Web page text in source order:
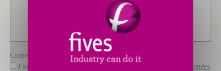
Consentement
J’ai pris connaissance des Informations sur
le traitement des données